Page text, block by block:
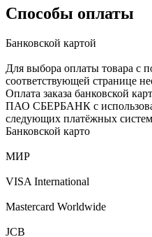
Способы оплаты
Банковской картой
Для выбора оплаты товара с
соответствующей странице
Оплата заказа банковской
ПАО СБЕРБАНК с
следующих платёжных
Банковской карто
МИР
VISA International
Mastercard Worldwide
JCB